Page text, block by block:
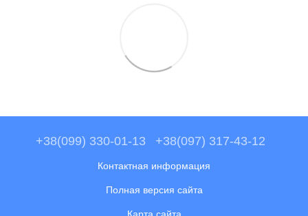
+38(099) 330-01-13 +38(097) 317-43-12
Контактная информация
Полная версия сайта
Карта сайта